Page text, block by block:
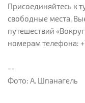
Присоединяйтесь к
свободные места.
путешествий
номерам телефона:
--
Фото: А. Шпанагель